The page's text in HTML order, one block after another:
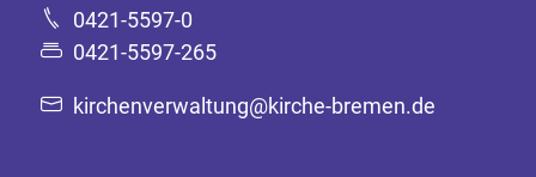
0421-5597-0
0421-5597-265
kirchenverwaltung@kirche-bremen.de